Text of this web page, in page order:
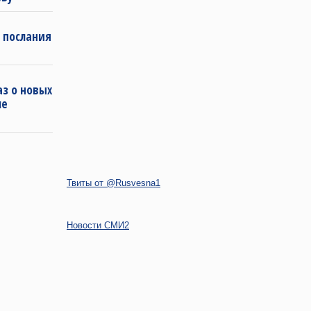
о новых
Твиты от @Rusvesna1
Новости СМИ2